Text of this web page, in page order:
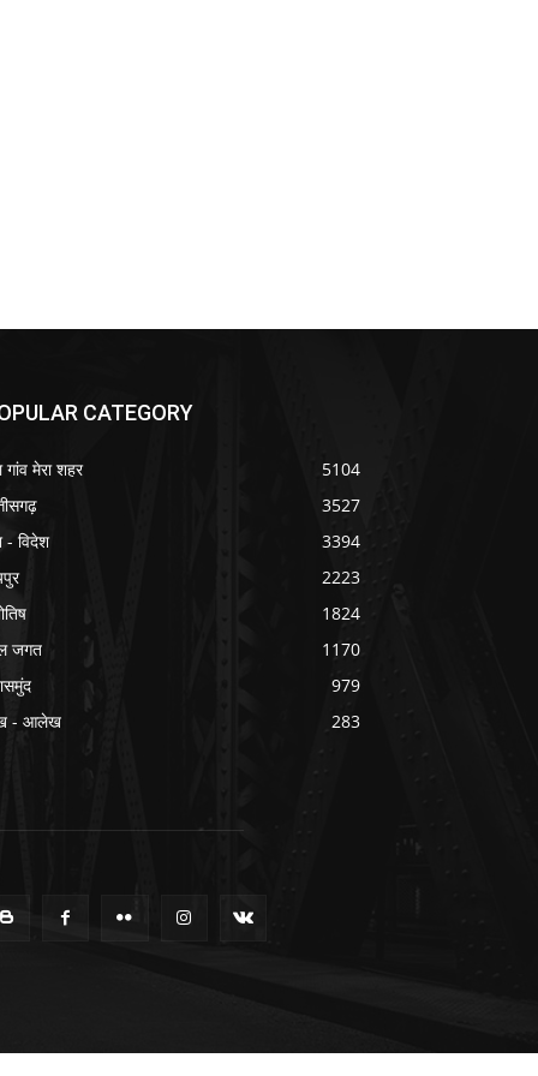
CATEGORY
गांव मेरा शहर
5104
3527
- विदेश
3394
2223
1824
जगत
1170
979
- आलेख
283